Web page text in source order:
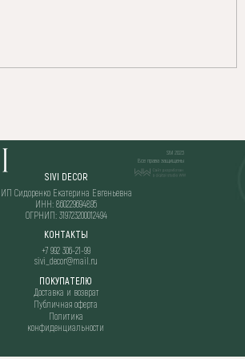
SIVI 2023
Все права защищены
SIVI DECOR
ИП Сидоренко Екатерина Евгеньевна
ИНН: 860229694895
ОГРНИП: 319723200012494
КОНТАКТЫ
ПОКУПАТЕЛЮ
Доставка и возврат
Публичная оферта
Политика
конфиденциальности
+7 992 306-21-99
sivi_decor@mail.ru